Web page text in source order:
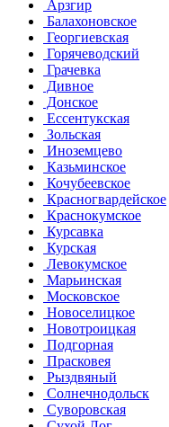
Арзгир
Балахоновское
Георгиевская
Горячеводский
Грачевка
Дивное
Донское
Ессентукская
Зольская
Иноземцево
Казьминское
Кочубеевское
Красногвардейское
Краснокумское
Курсавка
Курская
Левокумское
Марьинская
Московское
Новоселицкое
Новотроицкая
Подгорная
Прасковея
Рыздвяный
Солнечнодольск
Суворовская